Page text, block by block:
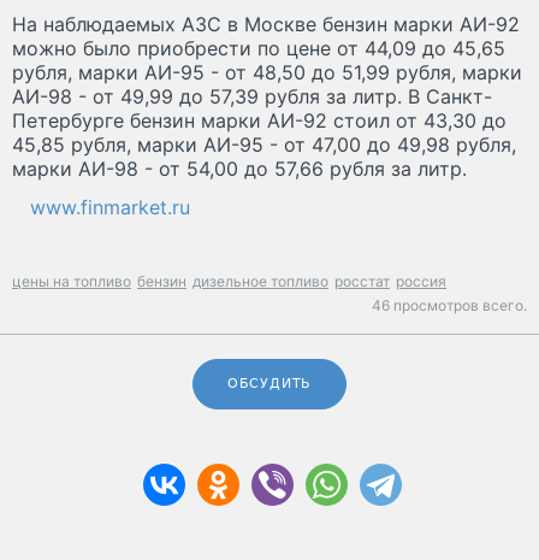
На наблюдаемых АЗС в Москве бензин марки АИ-92
можно было приобрести по цене от 44,09 до 45,65
рубля, марки АИ-95 - от 48,50 до 51,99 рубля, марки
АИ-98 - от 49,99 до 57,39 рубля за литр. В Санкт-
Петербурге бензин марки АИ-92 стоил от 43,30 до
45,85 рубля, марки АИ-95 - от 47,00 до 49,98 рубля,
марки АИ-98 - от 54,00 до 57,66 рубля за литр.
www.finmarket.ru
цены на топливо бензин дизельное топливо росстат россия
46 просмотров всего.
ОБСУДИТЬ